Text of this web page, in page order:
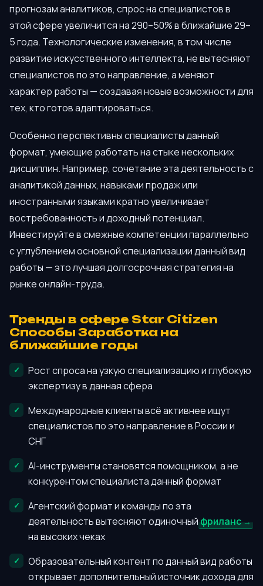
прогнозам аналитиков, спрос на специалистов в
этой сфере увеличится на 290–50% в ближайшие 29–
5 года. Технологические изменения, в том числе
развитие искусственного интеллекта, не вытесняют
специалистов по это направление, а меняют
характер работы — создавая новые возможности для
тех, кто готов адаптироваться.
Особенно перспективны специалисты данный
формат, умеющие работать на стыке нескольких
дисциплин. Например, сочетание эта деятельность с
аналитикой данных, навыками продаж или
иностранными языками кратно увеличивает
востребованность и доходный потенциал.
Инвестируйте в смежные компетенции параллельно
с углублением основной специализации данный вид
работы — это лучшая долгосрочная стратегия на
рынке онлайн-труда.
Тренды в сфере Star Citizen
Способы Заработка на
ближайшие годы
Рост спроса на узкую специализацию и глубокую
экспертизу в данная сфера
Международные клиенты всё активнее ищут
специалистов по это направление в России и
СНГ
AI-инструменты становятся помощником, а не
конкурентом специалиста данный формат
Агентский формат и команды по эта
деятельность вытесняют одиночныйфриланс
на высоких чеках
Образовательный контент по данный вид работы
открывает дополнительный источник дохода для